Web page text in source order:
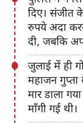
दिए। संजीत
रुपये अदा
दी, जबकि
जुलाई में ही
महाजन
मार डाला
माँगी गई थी।